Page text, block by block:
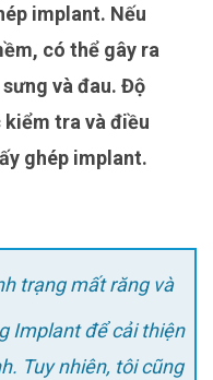
implant. Nếu
có thể gây ra
và đau. Độ
kiểm tra và điều
ghép implant.
trạng mất răng và
Implant để cải thiện
Tuy nhiên, tôi cũng